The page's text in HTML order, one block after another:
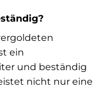
ein
und beständig
nicht nur eine